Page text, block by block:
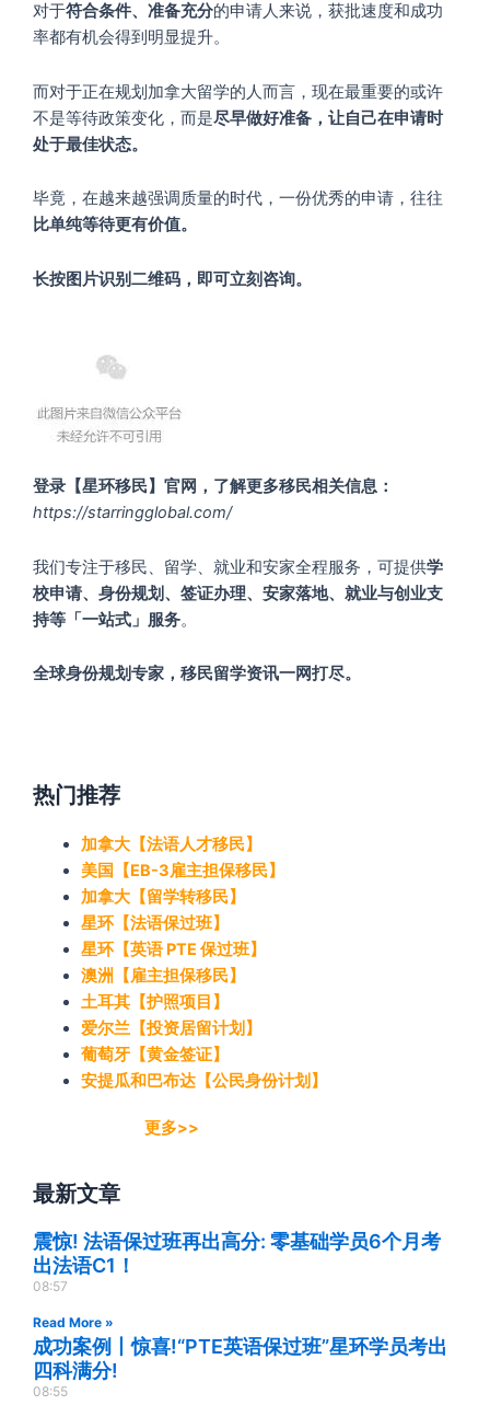
对于符合条件、准备充分的申请人来说，获批速度和成功
率都有机会得到明显提升。
而对于正在规划加拿大留学的人而言，现在最重要的或许
不是等待政策变化，而是尽早做好准备，让自己在申请时
处于最佳状态。
毕竟，在越来越强调质量的时代，一份优秀的申请，往往
比单纯等待更有价值。
长按图片识别二维码，即可立刻咨询。
登录 【星环移民】 官网，了解更多移民相关信息：
https://starringglobal.com/
我们专注于移民、留学、就业和安家全程服务，可提供学
校申请、身份规划、签证办理、安家落地、就业与创业支
持等 「一站式」服务。
全球身份规划专家，移民留学资讯一网打尽。
热门推荐
加拿大【法语人才移民】
美国【EB-3雇主担保移民】
加拿大【留学转移民】
星环【法语保过班】
星环【英语 PTE 保过班】
澳洲【雇主担保移民】
土耳其【护照项目】
爱尔兰【投资居留计划】
葡萄牙【黄金签证】
安提瓜和巴布达【公民身份计划】
更多>>
最新文章
震惊! 法语保过班再出高分: 零基础学员6个月考
出法语C1！
08:57
Read More »
成功案例丨惊喜!“PTE英语保过班”星环学员考出
四科满分!
08:55